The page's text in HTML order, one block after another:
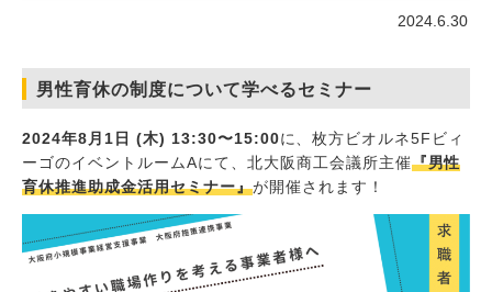
2024.6.30
男性育休の制度について学べるセミナー
2024年8月1日 (木) 13:30〜15:00に、枚方ビオルネ5Fビィ
ーゴのイベントルームAにて、北大阪商工会議所主催『男性
育休推進助成金活用セミナー』が開催されます！